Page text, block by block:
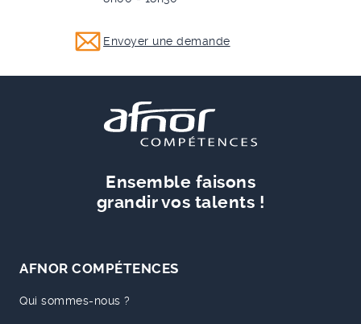
Envoyer une demande
Ensemble faisons
grandir vos talents !
AFNOR COMPÉTENCES
Qui sommes-nous ?